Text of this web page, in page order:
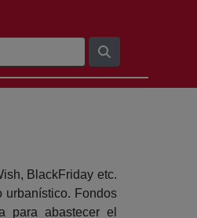
BlackFriday etc.
urbanístico. Fondos
para abastecer el